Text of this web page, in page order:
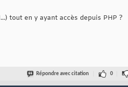
tout en y ayant accès depuis PHP ?
Répondre avec citation 0